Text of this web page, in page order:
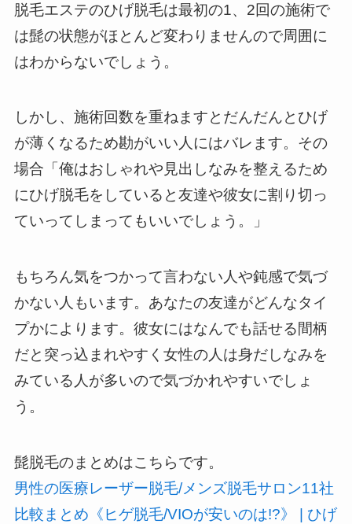
脱毛エステのひげ脱毛は最初の1、2回の施術で
は髭の状態がほとんど変わりませんので周囲に
はわからないでしょう。
しかし、施術回数を重ねますとだんだんとひげ
が薄くなるため勘がいい人にはバレます。その
場合 「俺はおしゃれや見出しなみを整えるため
にひげ脱毛をしていると友達や彼女に割り切っ
ていってしまってもいいでしょう。」
もちろん気をつかって言わない人や鈍感で気づ
かない人もいます。あなたの友達がどんなタイ
プかによります。彼女にはなんでも話せる間柄
だと突っ込まれやすく女性の人は身だしなみを
みている人が多いので気づかれやすいでしょ
う。
髭脱毛のまとめはこちらです。
男性の医療レーザー脱毛/メンズ脱毛サロン11社
比較まとめ《ヒゲ脱毛/VIOが安いのは!?》 | ひげ